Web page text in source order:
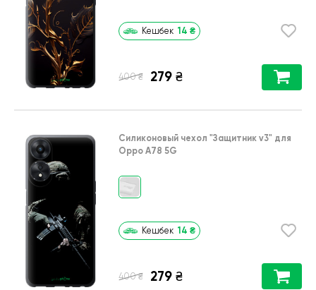
Кешбек 14 ₴
400 ₴ 279 ₴
Силиконовый чехол "Защитник v3" для
Oppo A78 5G
Кешбек 14 ₴
400 ₴ 279 ₴